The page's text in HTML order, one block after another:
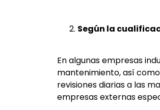
Según la
En algunas empresas
mantenimiento, así
revisiones diarias a las
empresas externas